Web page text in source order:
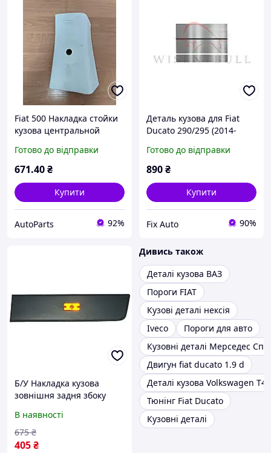
Fiat 500 Накладка стойки
кузова центральной
Готово до відправки
671.40₴
Купити
AutoParts 92%
Деталь кузова для Fiat
Ducato 290/295 (2014-
Оцинкована сталь 1.2 mm
Готово до відправки
890₴
Купити
Fix Auto 90%
Б/У Накладка кузова
зовнішня задня збоку
Ducato 06-14, Peugeot
Boxer 06-14
В наявності
405₴
675 ₴
Дивись також
Деталі кузова ВАЗ
Пороги FIAT
Кузові деталі нексія
Iveco
Пороги для авто
Кузовні деталі Мерседес
Двигун fiat ducato 1.9 d
Деталі кузова Volkswagen T4
Тюнінг Fiat Ducato
Кузовні деталі